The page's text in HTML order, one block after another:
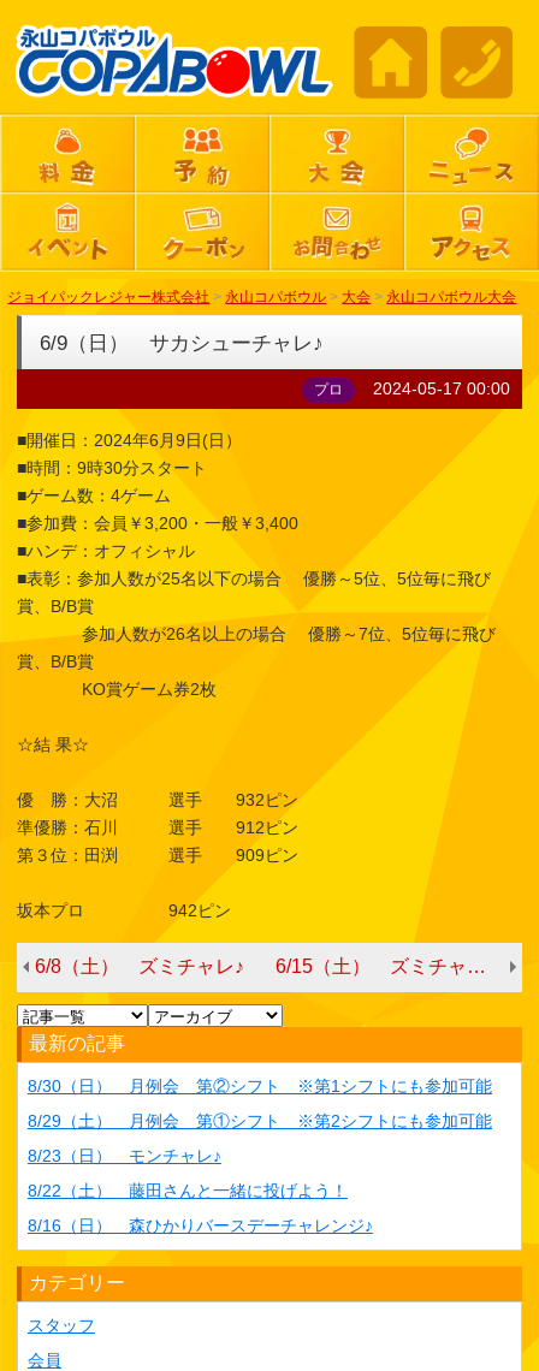
ジョイパックレジャー株式会社 > 永山コパボウル > 大会 > 永山コパボウル大会
6/9（日） サカシューチャレ♪
プロ 2024-05-17 00:00
■開催日：2024年6月9日(日）
■時間：9時30分スタート
■ゲーム数：4ゲーム
■参加費：会員￥3,200・一般￥3,400
■ハンデ：オフィシャル
■表彰：参加人数が25名以下の場合 優勝～5位、5位毎に飛び
賞、B/B賞
参加人数が26名以上の場合 優勝～7位、5位毎に飛び
賞、B/B賞
KO賞ゲーム券2枚
☆結 果☆
優 勝：大沼 選手 932ピン
準優勝：石川 選手 912ピン
第３位：田渕 選手 909ピン
坂本プロ 942ピン
6/8（土） ズミチャレ♪ 6/15（土） ズミチャレ♪ 依東杏奈さん（杏ちゃん）&いそまるも投球します！
最新の記事
8/30（日） 月例会 第②シフト ※第1シフトにも参加可能
8/29（土） 月例会 第①シフト ※第2シフトにも参加可能
8/23（日） モンチャレ♪
8/22（土） 藤田さんと一緒に投げよう！
8/16（日） 森ひかりバースデーチャレンジ♪
カテゴリー
スタッフ
会員